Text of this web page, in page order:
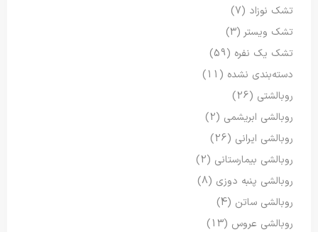
تشک نوزاد (7)
تشک ویستر (3)
تشک یک نفره (59)
دسته‌بندی نشده (11)
روبالشتی (26)
روبالشی ابریشمی (2)
روبالشی ایرانی (26)
روبالشی بیمارستانی (2)
روبالشی پنبه دوزی (8)
روبالشی ساتن (4)
روبالشی عروس (13)